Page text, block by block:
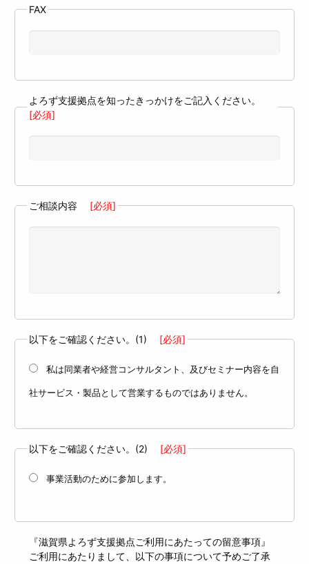
FAX
よろず支援拠点を知ったきっかけをご記入ください。
[必須]
ご相談内容 [必須]
以下をご確認ください。(1) [必須]
私は同業者や経営コンサルタント、及びセミナー内容を自
社サービス・製品として営業するものではありません。
以下をご確認ください。(2) [必須]
事業活動のために参加します。
『滋賀県よろず支援拠点ご利用にあたっての留意事項』
ご利用にあたりまして、以下の事項について予めご了承